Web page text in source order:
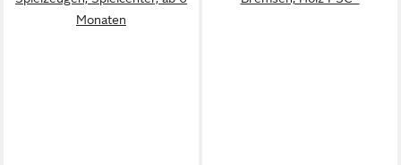
Monaten